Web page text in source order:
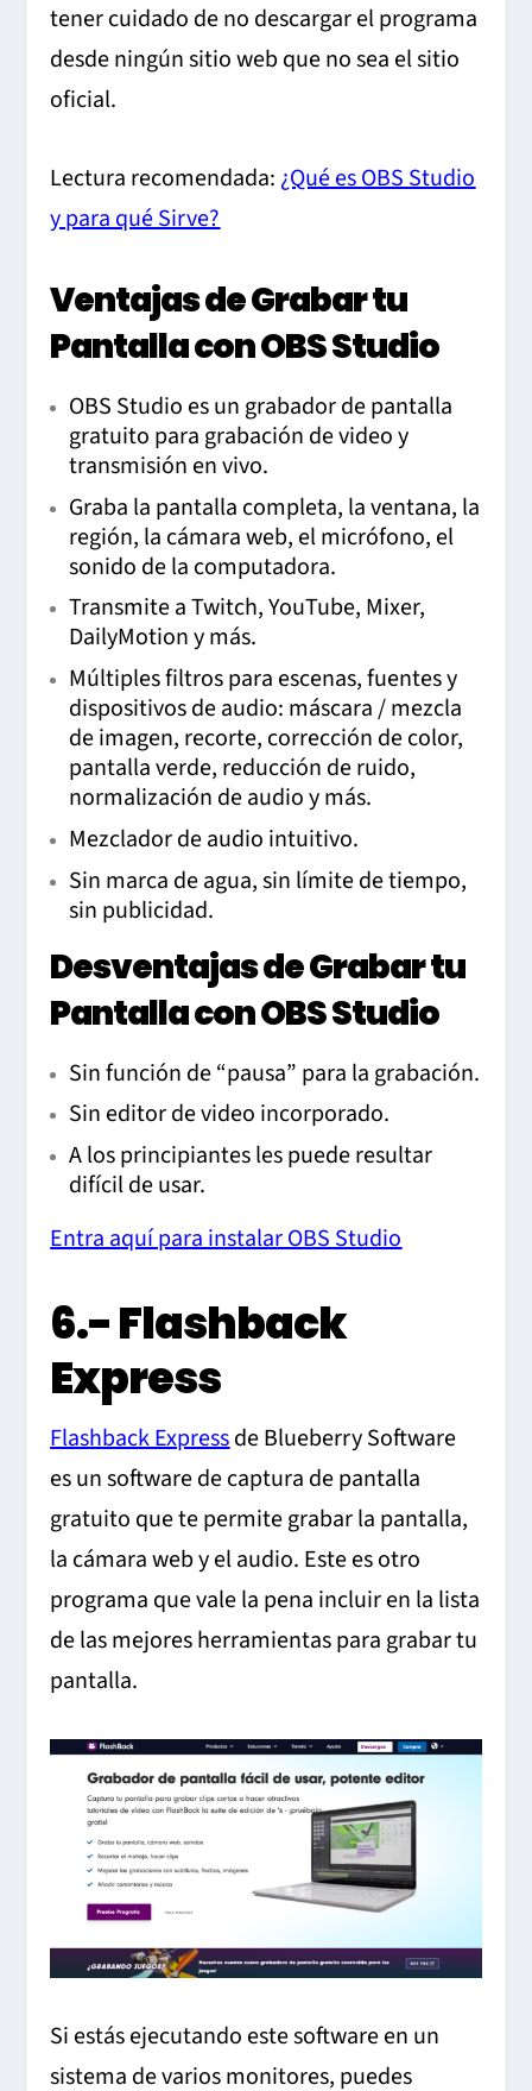
tener cuidado de no descargar el programa
desde ningún sitio web que no sea el sitio
oficial.
Lectura recomendada: ¿Qué es OBS Studio
y para qué Sirve?
Ventajas de Grabar tu
Pantalla con OBS Studio
OBS Studio es un grabador de pantalla
gratuito para grabación de video y
transmisión en vivo.
Graba la pantalla completa, la ventana, la
región, la cámara web, el micrófono, el
sonido de la computadora.
Transmite a Twitch, YouTube, Mixer,
DailyMotion y más.
Múltiples filtros para escenas, fuentes y
dispositivos de audio: máscara / mezcla
de imagen, recorte, corrección de color,
pantalla verde, reducción de ruido,
normalización de audio y más.
Mezclador de audio intuitivo.
Sin marca de agua, sin límite de tiempo,
sin publicidad.
Desventajas de Grabar tu
Pantalla con OBS Studio
Sin función de “pausa” para la grabación.
Sin editor de video incorporado.
A los principiantes les puede resultar
difícil de usar.
Entra aquí para instalar OBS Studio
6.- Flashback
Express
Flashback Expressde Blueberry Software
es un software de captura de pantalla
gratuito que te permite grabar la pantalla,
la cámara web y el audio. Este es otro
programa que vale la pena incluir en la lista
de las mejores herramientas para grabar tu
pantalla.
Si estás ejecutando este software en un
sistema de varios monitores, puedes